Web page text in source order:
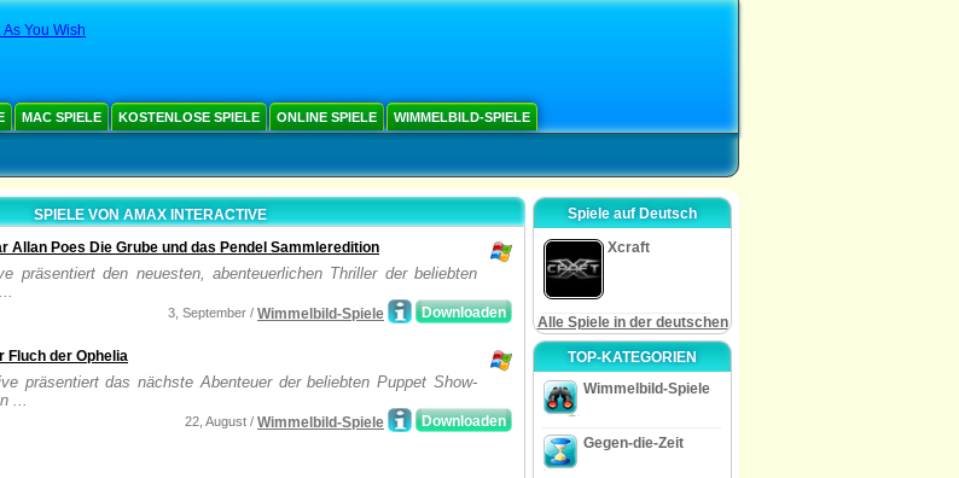
You Wish
MAC SPIELE KOSTENLOSE SPIELE ONLINE SPIELE WIMMELBILD-SPIELE
SPIELE VON AMAX INTERACTIVE
Allan Poes Die Grube und das Pendel Sammleredition
präsentiert den neuesten, abenteuerlichen Thriller der beliebten
Downloaden
3, September / Wimmelbild-Spiele
Fluch der Ophelia
präsentiert das nächste Abenteuer der beliebten Puppet Show-
...
Downloaden
22, August / Wimmelbild-Spiele
Spiele auf Deutsch
Xcraft
Alle Spiele in der deutschen
TOP-KATEGORIEN
Wimmelbild-Spiele
Gegen-die-Zeit